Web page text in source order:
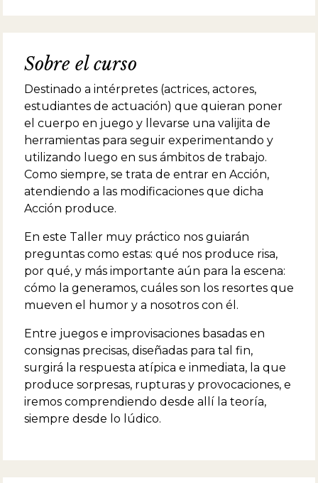
Sobre el curso
Destinado a intérpretes (actrices, actores,
estudiantes de actuación) que quieran poner
el cuerpo en juego y llevarse una valijita de
herramientas para seguir experimentando y
utilizando luego en sus ámbitos de trabajo.
Como siempre, se trata de entrar en Acción,
atendiendo a las modificaciones que dicha
Acción produce.
En este Taller muy práctico nos guiarán
preguntas como estas: qué nos produce risa,
por qué, y más importante aún para la escena:
cómo la generamos, cuáles son los resortes que
mueven el humor y a nosotros con él.
Entre juegos e improvisaciones basadas en
consignas precisas, diseñadas para tal fin,
surgirá la respuesta atípica e inmediata, la que
produce sorpresas, rupturas y provocaciones, e
iremos comprendiendo desde allí la teoría,
siempre desde lo lúdico.